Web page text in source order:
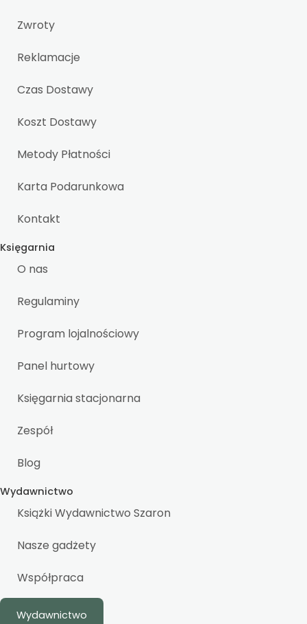
Zwroty
Reklamacje
Czas Dostawy
Koszt Dostawy
Metody Płatności
Karta Podarunkowa
Kontakt
Księgarnia
O nas
Regulaminy
Program lojalnościowy
Panel hurtowy
Księgarnia stacjonarna
Zespół
Blog
Wydawnictwo
Książki Wydawnictwo Szaron
Nasze gadżety
Współpraca
Wydawnictwo